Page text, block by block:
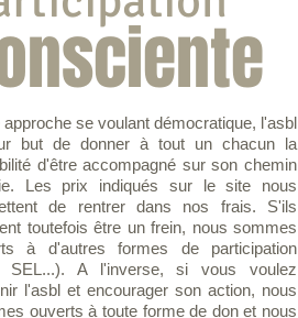
approche se voulant démocratique, l'asbl
but de donner à tout un chacun la
d'être accompagné sur son chemin
Les prix indiqués sur le site nous
de rentrer dans nos frais. S'ils
toutefois être un frein, nous sommes
à d'autres formes de participation
SEL...). A l'inverse, si vous voulez
l'asbl et encourager son action, nous
ouverts à toute forme de don et nous